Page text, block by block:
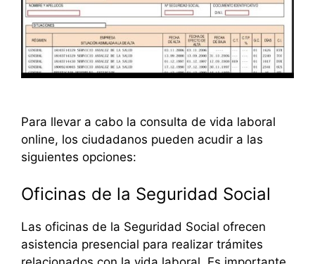
Para llevar a cabo la consulta de vida laboral
online, los ciudadanos pueden acudir a las
siguientes opciones:
Oficinas de la Seguridad Social
Las oficinas de la Seguridad Social ofrecen
asistencia presencial para realizar trámites